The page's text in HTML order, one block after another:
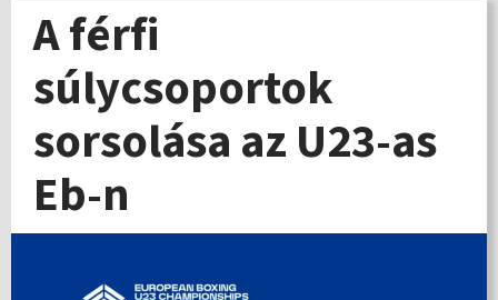
A férfi
súlycsoportok
sorsolása az U23-as
Eb-n